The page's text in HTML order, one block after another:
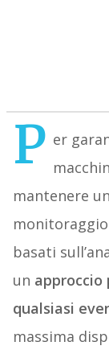
P er
mantenere
basati
un
qualsiasi
massima